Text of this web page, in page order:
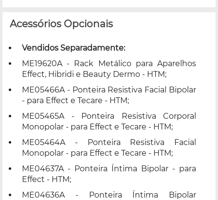
Acessórios Opcionais
Vendidos Separadamente:
ME19620A - Rack Metálico para Aparelhos
Effect, Hibridi e Beauty Dermo - HTM;
ME05466A - Ponteira Resistiva Facial Bipolar
- para Effect e Tecare - HTM;
ME05465A - Ponteira Resistiva Corporal
Monopolar - para Effect e Tecare - HTM;
ME05464A - Ponteira Resistiva Facial
Monopolar - para Effect e Tecare - HTM;
ME04637A - Ponteira Íntima Bipolar - para
Effect - HTM;
ME04636A - Ponteira Íntima Bipolar